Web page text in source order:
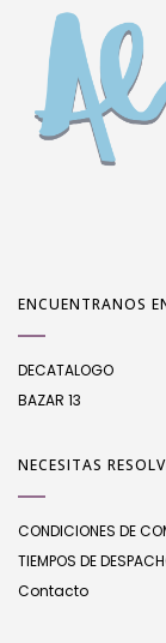
ENCUENTRANOS
DECATALOGO
BAZAR 13
NECESITAS
CONDICIONES DE
TIEMPOS DE
Contacto